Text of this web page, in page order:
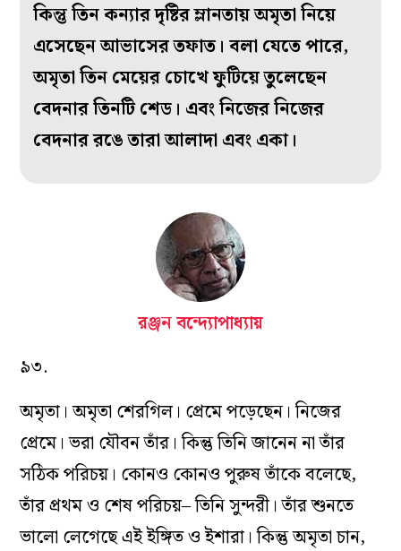
কিন্তু তিন কন্যার দৃষ্টির ম্লানতায় অমৃতা নিয়ে
এসেছেন আভাসের তফাত। বলা যেতে পারে,
অমৃতা তিন মেয়ের চোখে ফুটিয়ে তুলেছেন
বেদনার তিনটি শেড। এবং নিজের নিজের
বেদনার রঙে তারা আলাদা এবং একা।
রঞ্জন বন্দ্যোপাধ্যায়
৯৩.
অমৃতা। অমৃতা শেরগিল। প্রেমে পড়েছেন। নিজের
প্রেমে। ভরা যৌবন তাঁর। কিন্তু তিনি জানেন না তাঁর
সঠিক পরিচয়। কোনও কোনও পুরুষ তাঁকে বলেছে,
তাঁর প্রথম ও শেষ পরিচয়– তিনি সুন্দরী। তাঁর শুনতে
ভালো লেগেছে এই ইঙ্গিত ও ইশারা। কিন্তু অমৃতা চান,